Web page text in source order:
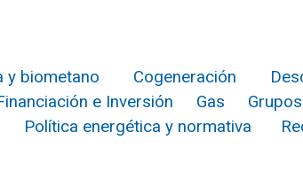
y biometano Cogeneración
e Inversión Gas
Política energética y normativa